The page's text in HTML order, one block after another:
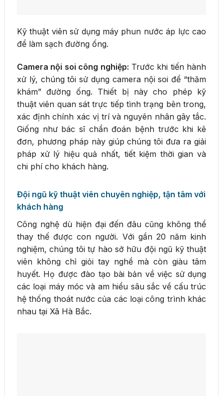
Kỹ thuật viên sử dụng máy phun nước áp lực cao
để làm sạch đường ống.
Camera nội soi công nghiệp: Trước khi tiến hành
xử lý, chúng tôi sử dụng camera nội soi để “thăm
khám” đường ống. Thiết bị này cho phép kỹ
thuật viên quan sát trực tiếp tình trạng bên trong,
xác định chính xác vị trí và nguyên nhân gây tắc.
Giống như bác sĩ chẩn đoán bệnh trước khi kê
đơn, phương pháp này giúp chúng tôi đưa ra giải
pháp xử lý hiệu quả nhất, tiết kiệm thời gian và
chi phí cho khách hàng.
Đội ngũ kỹ thuật viên chuyên nghiệp, tận tâm với
khách hàng
Công nghệ dù hiện đại đến đâu cũng không thể
thay thế được con người. Với gần 20 năm kinh
nghiệm, chúng tôi tự hào sở hữu đội ngũ kỹ thuật
viên không chỉ giỏi tay nghề mà còn giàu tâm
huyết. Họ được đào tạo bài bản về việc sử dụng
các loại máy móc và am hiểu sâu sắc về cấu trúc
hệ thống thoát nước của các loại công trình khác
nhau tại Xã Hà Bắc.